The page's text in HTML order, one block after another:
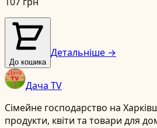
До кошика
Детальніше →
Дача TV
Сімейне господарство на
продукти, квіти та товари для